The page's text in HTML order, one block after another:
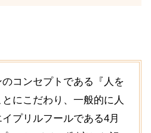
コンセプトである『人を
にこだわり、一般的に人
プリルフールである4月